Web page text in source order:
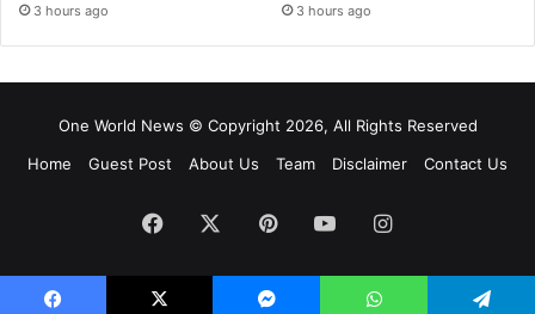
3 hours ago 3 hours ago
One World News © Copyright 2026, All Rights Reserved
Home
Guest Post About Us Team Disclaimer Contact Us
Facebook PinterestYouTubeInstagram